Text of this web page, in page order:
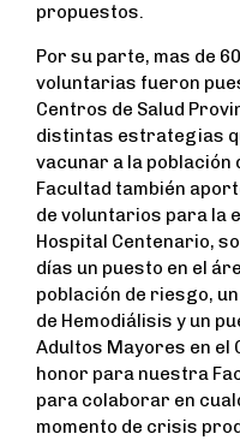
propuestos.
Por su parte, mas de
voluntarias fueron
Centros de Salud
distintas estrategias
vacunar a la
Facultad también
de voluntarios para la
Hospital Centenario,
días un puesto en el
población de riesgo,
de Hemodiálisis y un
Adultos Mayores en el
honor para nuestra
para colaborar en
momento de crisis